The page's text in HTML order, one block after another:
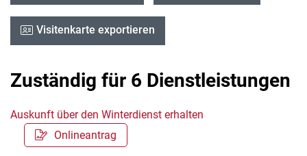
Visitenkarte exportieren
Zuständig für 6 Dienstleistungen
Auskunft über den Winterdienst erhalten
Onlineantrag